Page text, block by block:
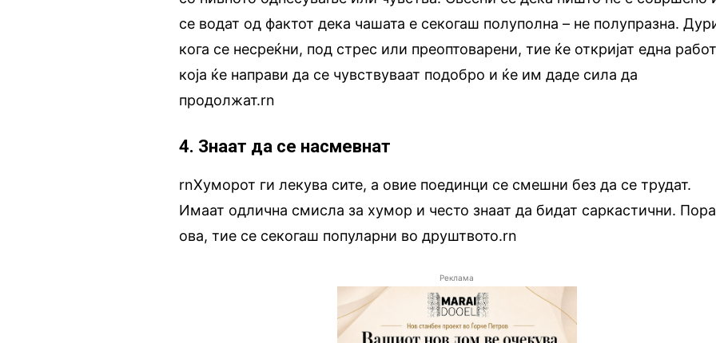
се водат од фактот дека чашата е секогаш полуполна – не полупразна.
кога се несреќни, под стрес или преоптоварени, тие ќе откријат една
која ќе направи да се чувствуваат подобро и ќе им даде сила да
продолжат.rn
4. Знаат да се насмевнат
rnХуморот ги лекува сите, а овие поединци се смешни без да се трудат.
Имаат одлична смисла за хумор и често знаат да бидат саркастични.
ова, тие се секогаш популарни во друштвото.rn
Реклама